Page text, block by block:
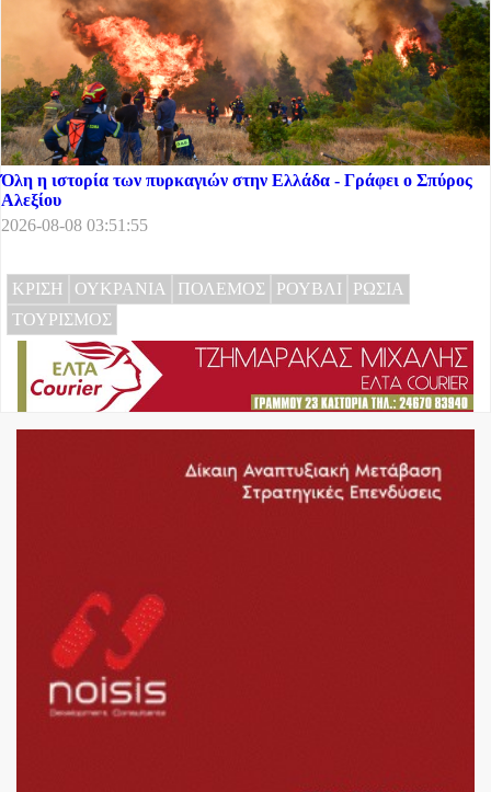
Όλη η ιστορία των πυρκαγιών στην Ελλάδα - Γράφει ο Σπύρος
Αλεξίου
2026-08-08 03:51:55
ΚΡΙΣΗ ΟΥΚΡΑΝΙΑ ΠΟΛΕΜΟΣ ΡΟΥΒΛΙ
ΡΩΣΙΑ
ΤΟΥΡΙΣΜΟΣ